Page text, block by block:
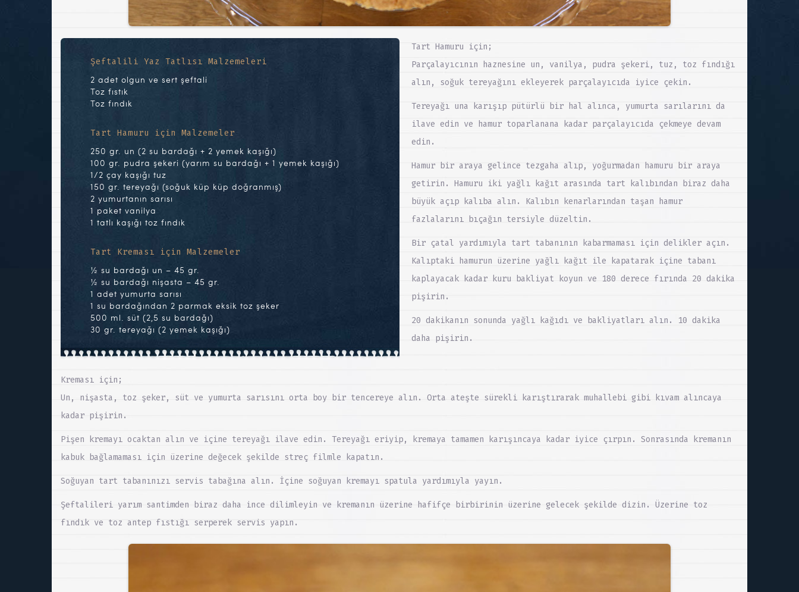
Şeftalili Yaz Tatlısı Malzemeleri
2 adet olgun ve sert şeftali
Toz fıstık
Toz fındık
Tart Hamuru için Malzemeler
250 gr. un (2 su bardağı + 2 yemek kaşığı)
100 gr. pudra şekeri (yarım su bardağı + 1 yemek kaşığı)
1/2 çay kaşığı tuz
150 gr. tereyağı (soğuk küp küp doğranmış)
2 yumurtanın sarısı
1 paket vanilya
1 tatlı kaşığı toz fındık
Tart Kreması için Malzemeler
½ su bardağı un – 45 gr.
½ su bardağı nişasta – 45 gr.
1 adet yumurta sarısı
1 su bardağından 2 parmak eksik toz şeker
500 ml. süt (2,5 su bardağı)
30 gr. tereyağı (2 yemek kaşığı)
Tart Hamuru için;
Parçalayıcının haznesine un, vanilya, pudra şekeri, tuz, toz fındığı
alın, soğuk tereyağını ekleyerek parçalayıcıda iyice çekin.
Tereyağı una karışıp pütürlü bir hal alınca, yumurta sarılarını da
ilave edin ve hamur toparlanana kadar parçalayıcıda çekmeye devam
edin.
Hamur bir araya gelince tezgaha alıp, yoğurmadan hamuru bir araya
getirin. Hamuru iki yağlı kağıt arasında tart kalıbından biraz daha
büyük açıp kalıba alın. Kalıbın kenarlarından taşan hamur
fazlalarını bıçağın tersiyle düzeltin.
Bir çatal yardımıyla tart tabanının kabarmaması için delikler açın.
Kalıptaki hamurun üzerine yağlı kağıt ile kapatarak içine tabanı
kaplayacak kadar kuru bakliyat koyun ve 180 derece fırında 20 dakika
pişirin.
20 dakikanın sonunda yağlı kağıdı ve bakliyatları alın. 10 dakika
daha pişirin.
Kreması için;
Un, nişasta, toz şeker, süt ve yumurta sarısını orta boy bir tencereye alın. Orta ateşte sürekli karıştırarak muhallebi gibi kıvam alıncaya
kadar pişirin.
Pişen kremayı ocaktan alın ve içine tereyağı ilave edin. Tereyağı eriyip, kremaya tamamen karışıncaya kadar iyice çırpın. Sonrasında kremanın
kabuk bağlamaması için üzerine değecek şekilde streç filmle kapatın.
Soğuyan tart tabanınızı servis tabağına alın. İçine soğuyan kremayı spatula yardımıyla yayın.
Şeftalileri yarım santimden biraz daha ince dilimleyin ve kremanın üzerine hafifçe birbirinin üzerine gelecek şekilde dizin. Üzerine toz
fındık ve toz antep fıstığı serperek servis yapın.